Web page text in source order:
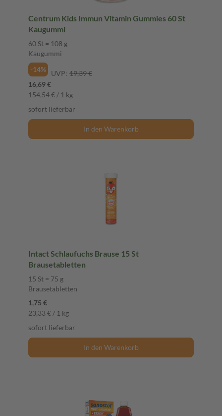
Centrum Kids Immun Vitamin Gummies 60 St
Kaugummi
60 St = 108 g
Kaugummi
-14%
UVP: 19,39 €
16,69 €
154,54 € / 1 kg
sofort lieferbar
In den Warenkorb
Intact Schlaufuchs Brause 15 St
Brausetabletten
15 St = 75 g
Brausetabletten
1,75 €
23,33 € / 1 kg
sofort lieferbar
In den Warenkorb